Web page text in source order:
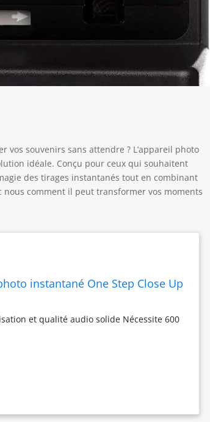
souvenirs sans attendre ? L’appareil photo
idéale. Conçu pour ceux qui souhaitent
des tirages instantanés tout en combinant
comment il peut transformer vos moments
instantané One Step Close Up
et qualité audio solide Nécessite 600